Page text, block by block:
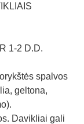
1-2 D.D.
spalvos
geltona,
Davikliai gali